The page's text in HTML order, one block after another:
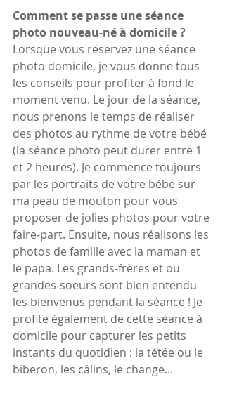
Comment se passe une séance
photo nouveau-né à domicile ?
Lorsque vous réservez une séance
photo domicile, je vous donne tous
les conseils pour profiter à fond le
moment venu. Le jour de la séance,
nous prenons le temps de réaliser
des photos au rythme de votre bébé
(la séance photo peut durer entre 1
et 2 heures). Je commence toujours
par les portraits de votre bébé sur
ma peau de mouton pour vous
proposer de jolies photos pour votre
faire-part. Ensuite, nous réalisons les
photos de famille avec la maman et
le papa. Les grands-frères et ou
grandes-soeurs sont bien entendu
les bienvenus pendant la séance ! Je
profite également de cette séance à
domicile pour capturer les petits
instants du quotidien : la tétée ou le
biberon, les câlins, le change...